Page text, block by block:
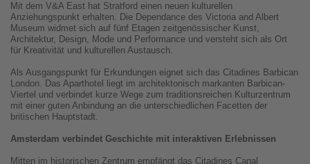
Mit dem V&A East hat Stratford einen neuen kulturellen
Anziehungspunkt erhalten. Die Dependance des Victoria and Albert
Museum widmet sich auf fünf Etagen zeitgenössischer Kunst,
Architektur, Design, Mode und Performance und versteht sich als Ort
für Kreativität und kulturellen Austausch.
Als Ausgangspunkt für Erkundungen eignet sich das Citadines Barbican
London. Das Aparthotel liegt im architektonisch markanten Barbican-
Viertel und verbindet kurze Wege zum traditionsreichen Kulturzentrum
mit einer guten Anbindung an die unterschiedlichen Facetten der
britischen Hauptstadt.
Amsterdam verbindet Geschichte mit interaktiven Erlebnissen
Mitten im historischen Zentrum empfängt das Citadines Canal